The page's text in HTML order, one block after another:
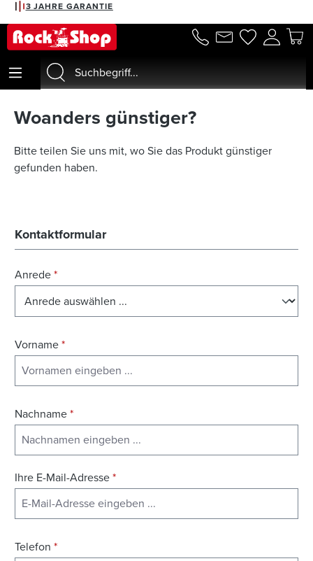
springen
3 JAHRE GARANTIE
Woanders günstiger?
Bitte teilen Sie uns mit, wo Sie das Produkt günstiger
gefunden haben.
Kontaktformular
Anrede*
Vorname*
Nachname*
Ihre E-Mail-Adresse*
Telefon *